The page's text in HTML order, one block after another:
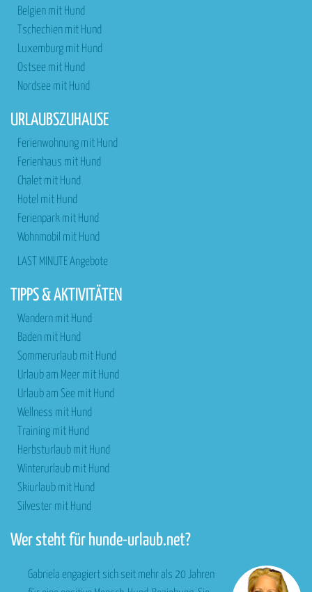
Belgien mit Hund
Tschechien mit Hund
Luxemburg mit Hund
Ostsee mit Hund
Nordsee mit Hund
URLAUBSZUHAUSE
Ferienwohnung mit Hund
Ferienhaus mit Hund
Chalet mit Hund
Hotel mit Hund
Ferienpark mit Hund
Wohnmobil mit Hund
LAST MINUTE Angebote
TIPPS & AKTIVITÄTEN
Wandern mit Hund
Baden mit Hund
Sommerurlaub mit Hund
Urlaub am Meer mit Hund
Urlaub am See mit Hund
Wellness mit Hund
Training mit Hund
Herbsturlaub mit Hund
Winterurlaub mit Hund
Skiurlaub mit Hund
Silvester mit Hund
Wer steht für hunde-urlaub.net?
Gabriela engagiert sich seit mehr als 20 Jahren